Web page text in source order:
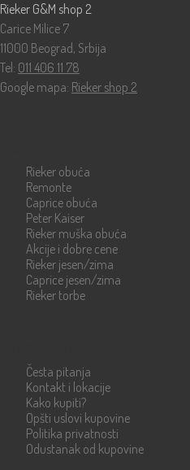
Rieker G&M shop 2
Carice Milice 7
11000 Beograd, Srbija
Tel: 011 406 11 78
Google mapa: Rieker shop 2
Rieker obuća
Remonte
Caprice obuća
Peter Kaiser
Rieker muška obuća
Akcije i dobre cene
Rieker jesen/zima
Caprice jesen/zima
Rieker torbe
Česta pitanja
Kontakt i lokacije
Kako kupiti?
Opšti uslovi kupovine
Politika privatnosti
Odustanak od kupovine